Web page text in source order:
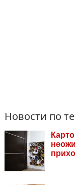
Новости по